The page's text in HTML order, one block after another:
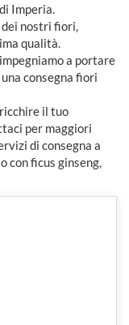
Imperia.
nostri fiori,
qualità.
a portare
consegna fiori
il tuo
per maggiori
di consegna a
ficus ginseng,